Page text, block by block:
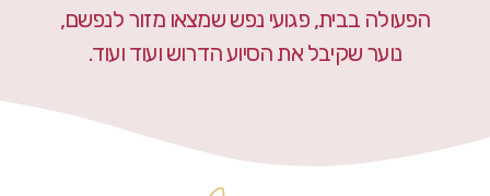
הפעולה בבית, פגועי נפש שמצאו מזור לנפשם,
נוער שקיבל את הסיוע הדרוש ועוד ועוד.